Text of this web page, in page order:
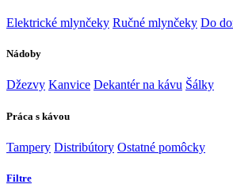
Elektrické mlynčeky Ručné mlynčeky Do
Nádoby
Džezvy Kanvice Dekantér na kávu Šálky
Práca s kávou
Tampery Distribútory Ostatné pomôcky
Filtre